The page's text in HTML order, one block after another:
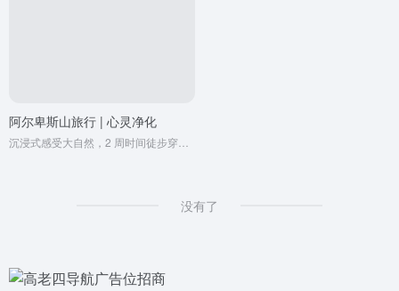
阿尔卑斯山旅行 | 心灵净化
没有了